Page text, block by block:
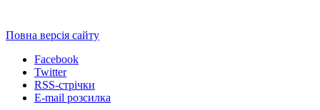
Повна версія сайту
Facebook
Twitter
RSS-стрічки
E-mail розсилка